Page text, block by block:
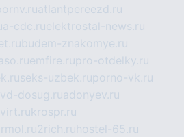
atlantpereezd.ru
a-cdc.ruelektrostal-news.ru
budem-znakomye.ru
emfire.rupro-otdelky.ru
seks-uzbek.ruporno-vk.ru
vd-dosug.ruadonyev.ru
krospr.ru
2rich.ru hostel-65.ru